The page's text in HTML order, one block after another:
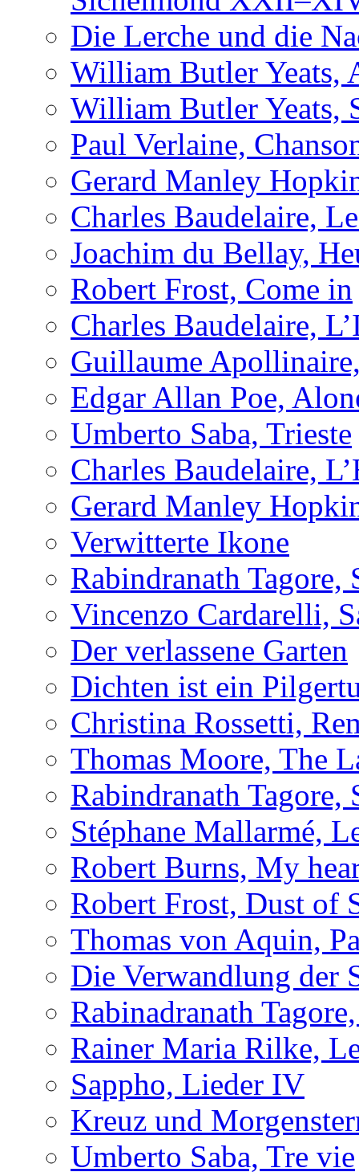
Die Lerche und die
William Butler Yeats,
William Butler Yeats,
Paul Verlaine,
Gerard Manley
Charles Baudelaire,
Joachim du Bellay,
Robert Frost, Come in
Charles Baudelaire,
Guillaume
Edgar Allan Poe,
Umberto Saba, Trieste
Charles Baudelaire,
Gerard Manley
Verwitterte Ikone
Rabindranath
Vincenzo Cardarelli,
Der verlassene Garten
Dichten ist ein
Christina Rossetti,
Thomas Moore, The
Rabindranath
Stéphane Mallarmé,
Robert Burns, My
Robert Frost, Dust of
Thomas von Aquin,
Die Verwandlung der
Rabinadranath
Rainer Maria Rilke,
Sappho, Lieder IV
Kreuz und
Umberto Saba, Tre vie